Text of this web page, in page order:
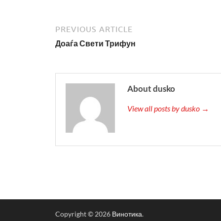
PREVIOUS ARTICLE
Доаѓа Свети Трифун
About dusko
View all posts by dusko →
Copyright © 2026 Винотика.